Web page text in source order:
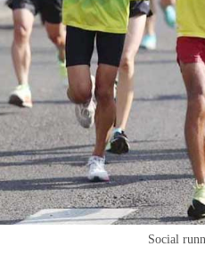
Social